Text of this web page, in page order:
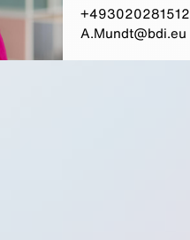
+493020281512
A.Mundt@bdi.eu